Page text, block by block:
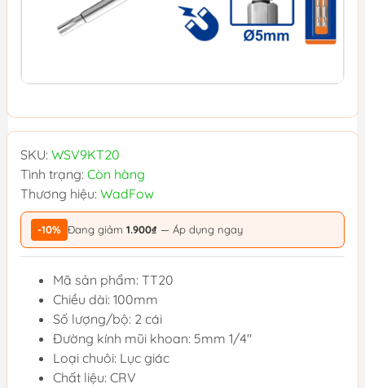
SKU: WSV9KT20
Tình trạng: Còn hàng
Thương hiệu: WadFow
-10% Đang giảm 1.900₫ — Áp dụng ngay
Mã sản phẩm: TT20
Chiều dài: 100mm
Số lượng/bộ: 2 cái
Đường kính mũi khoan: 5mm 1/4"
Loại chuôi: Lục giác
Chất liệu: CRV